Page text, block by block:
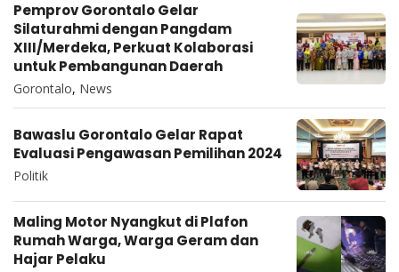
Pemprov Gorontalo Gelar
Silaturahmi dengan Pangdam
XIII/Merdeka, Perkuat Kolaborasi
untuk Pembangunan Daerah
Gorontalo, News
Bawaslu Gorontalo Gelar Rapat
Evaluasi Pengawasan Pemilihan 2024
Politik
Maling Motor Nyangkut di Plafon
Rumah Warga, Warga Geram dan
Hajar Pelaku